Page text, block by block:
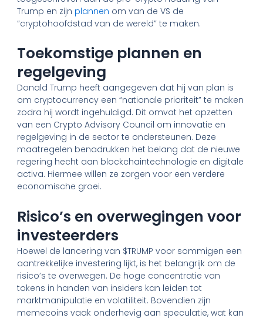
Trump en zijn plannen om van de VS de
“cryptohoofdstad van de wereld” te maken.
Toekomstige plannen en
regelgeving
Donald Trump heeft aangegeven dat hij van plan is
om cryptocurrency een “nationale prioriteit” te maken
zodra hij wordt ingehuldigd. Dit omvat het opzetten
van een Crypto Advisory Council om innovatie en
regelgeving in de sector te ondersteunen. Deze
maatregelen benadrukken het belang dat de nieuwe
regering hecht aan blockchaintechnologie en digitale
activa. Hiermee willen ze zorgen voor een verdere
economische groei.
Risico’s en overwegingen voor
investeerders
Hoewel de lancering van $TRUMP voor sommigen een
aantrekkelijke investering lijkt, is het belangrijk om de
risico’s te overwegen. De hoge concentratie van
tokens in handen van insiders kan leiden tot
marktmanipulatie en volatiliteit. Bovendien zijn
memecoins vaak onderhevig aan speculatie, wat kan